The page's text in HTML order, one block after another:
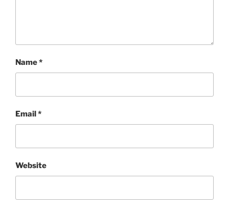
Name*
Email*
Website